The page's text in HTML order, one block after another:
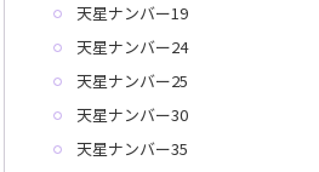
天星ナンバー19
天星ナンバー24
天星ナンバー25
天星ナンバー30
天星ナンバー35